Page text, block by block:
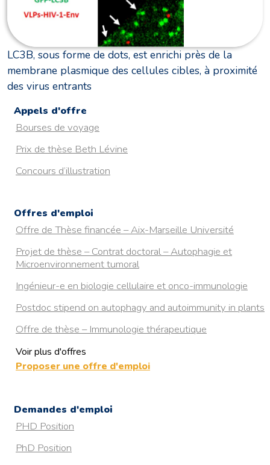
LC3B, sous forme de dots, est enrichi près de la
membrane plasmique des cellules cibles, à proximité
des virus entrants
Appels d'offre
Bourses de voyage
Prix de thèse Beth Lévine
Concours d’illustration
Offres d'emploi
Offre de Thèse financée – Aix-Marseille Université
Projet de thèse – Contrat doctoral – Autophagie et
Microenvironnement tumoral
Ingénieur-e en biologie cellulaire et onco-immunologie
Postdoc stipend on autophagy and autoimmunity in plants
Offre de thèse – Immunologie thérapeutique
Voir plus d'offres
PhD position on Autophagy in Aging
RESISTANCE A L’HYPOXIE CHEZ LA TRUITE ARC-EN-
CIEL : DECRYPTAGE DU ROLE DE L’AUTOPHAGIE
MEDIEE PAR LES PROTEINES CHAPERONNES
Postdoc in ultrastructural examination of autophagy in
Proposer une offre d'emploi
Demandes d'emploi
PHD Position
PhD Position